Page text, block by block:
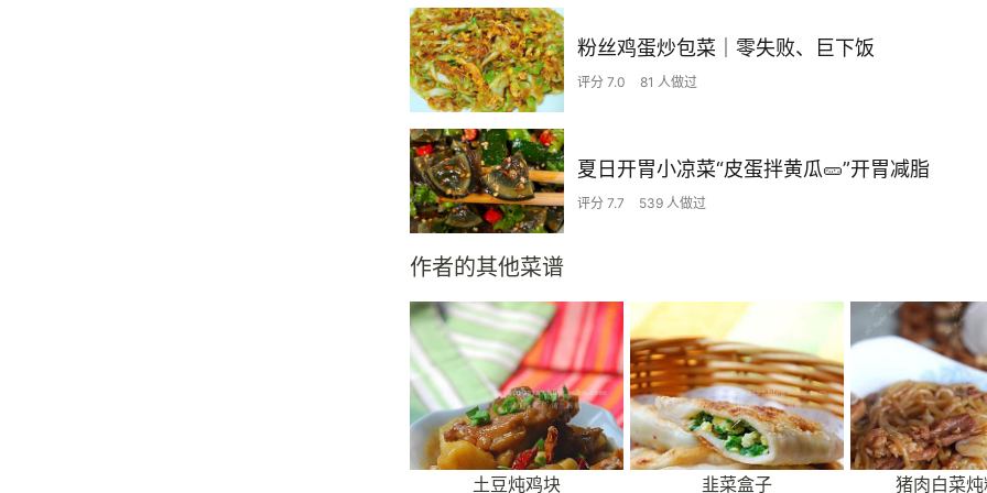
粉丝鸡蛋炒包菜｜零失败、巨下饭
评分 7.0 81 人做过
夏日开胃小凉菜“皮蛋拌黄瓜🥒”开胃减脂
评分 7.7 539 人做过
作者的其他菜谱
土豆炖鸡块 韭菜盒子 猪肉白菜